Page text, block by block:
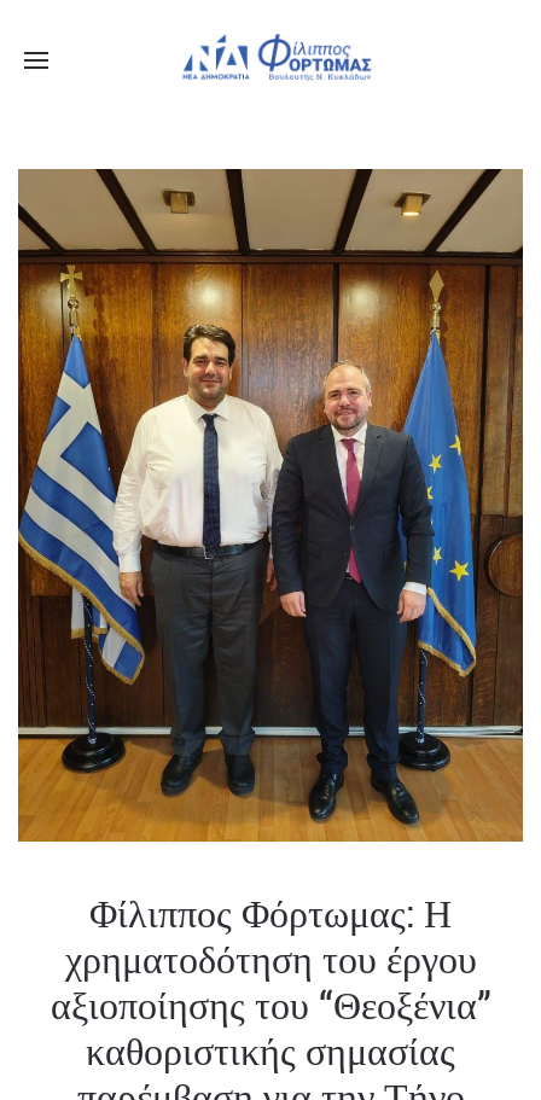
Φίλιππος Φόρτωμας: Η
χρηματοδότηση του έργου
αξιοποίησης του “Θεοξένια”
καθοριστικής σημασίας
παρέμβαση για την Τήνο
Ενημερωθείτε Πρώτοι για τα Τελευταία Νέα
για τις δράσεις του Βουλευτή μας!